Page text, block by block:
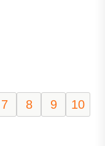
7 8 9
10